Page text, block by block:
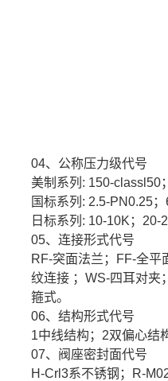
04、公称压力级代号
美制系列: 150-classl50
国标系列: 2.5-PN0.25
日标系列: 10-10K；20-
05、连接形式代号
RF-突面法兰；FF-全平
纹连接 ；WS-四耳对夹
箍式。
06、结构形式代号
1中线结构；2双偏心结
07、阀座密封面代号
H-Crl3系不锈钢；R-